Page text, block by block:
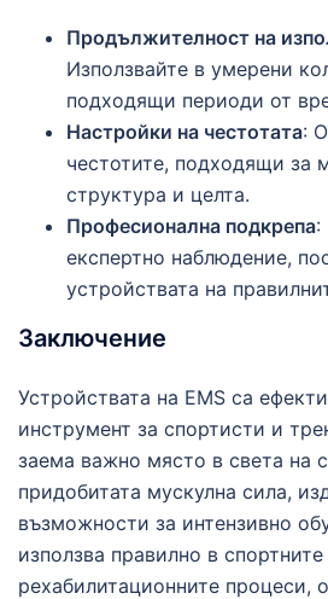
Продължителност на
Използвайте в умерени
подходящи периоди от
Настройки на честотата:
честотите, подходящи за
структура и целта.
Професионална подкрепа:
експертно наблюдение,
устройствата на
Заключение
Устройствата на EMS са
инструмент за спортисти и
заема важно място в света на
придобитата мускулна сила,
възможности за интензивно
използва правилно в спортните
рехабилитационните процеси,